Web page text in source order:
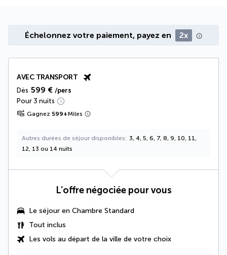
Échelonnez votre paiement, payez en 2x
AVEC TRANSPORT
Dès 599 € /pers
Pour 3 nuits
Gagnez 599+Miles
Autres durées de séjour disponibles
3, 4, 5, 6, 7, 8, 9, 10, 11,
12, 13 ou 14 nuits
L’offre négociée pour vous
Le séjour en Chambre Standard
Tout inclus
Les vols au départ de la ville de votre choix